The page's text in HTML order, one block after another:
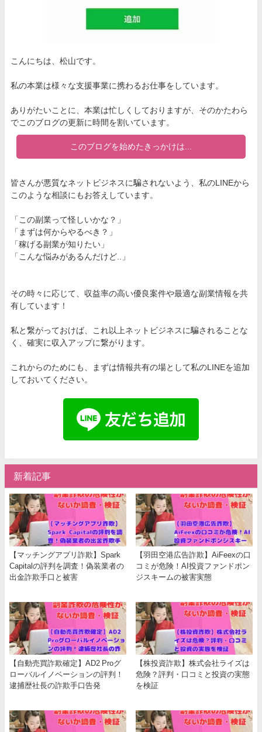
こんにちは、松山です。
私の本業は様々な支援事業に携わるお仕事をしています。
ありがたいことに、本業は忙しくしておりますが、そのかたわら
でこのブログの更新に時間を割いています。
このブログを始めたきっかけは...
皆さんが悪質なネットビジネスに騙されないよう、私のLINEから
このような相談にもお答えしています。
「この副業って怪しいかな？」
「まずは何からやるべき？」
「稼げる副業が知りたい」
「こんな悩みがあるんだけど..」
その時々に応じて、収益率の高い優良案件や最適な副業情報を共
有しています！
私と繋がっておけば、これ以上ネットビジネスに騙されることな
く、確実に収入アップに繋がります。
これからのためにも、まずは情報共有の場として私のLINEを追加
しておいてください。
新着記事
【マッチングアプリ詐欺】Spark
Capitalの評判を調査！偽装業者の
出金詐欺手口と被害
【羽田空港広告詐欺】AiFeexの口
コミが危険！AI投資ファンドポン
ジスキームの被害実態
【自動売買詐欺確定】AD2 Proグ
ローバルイノベーションの評判！
逮捕歴社長の詐欺手口告発
【株投資詐欺】株式会社ライズは
危険？評判・口コミと投資の実態
を検証